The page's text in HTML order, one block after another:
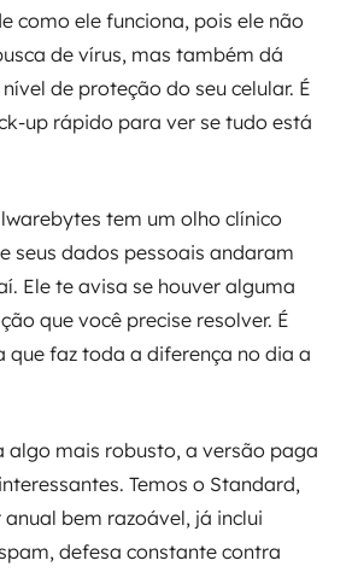
como ele funciona, pois ele não
de vírus, mas também dá
de proteção do seu celular. É
up rápido para ver se tudo está
tem um olho clínico
seus dados pessoais andaram
Ele te avisa se houver alguma
que você precise resolver. É
que faz toda a diferença no dia a
algo mais robusto, a versão paga
Temos o Standard,
bem razoável, já inclui
defesa constante contra